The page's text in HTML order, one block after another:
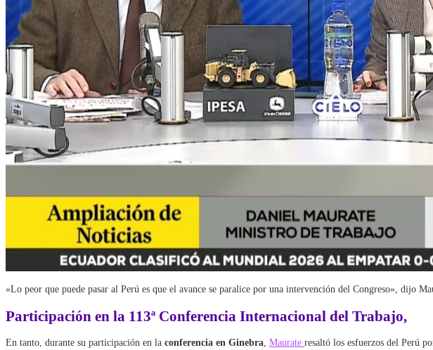
«Lo peor que puede pasar al Perú es que el avance se paralice por una intervención del Congreso», dijo
Participación en la 113ª Conferencia Internacional del Trabajo,
En tanto, durante su participación en la conferencia en Ginebra, Maurate resaltó los esfuerzos del Perú